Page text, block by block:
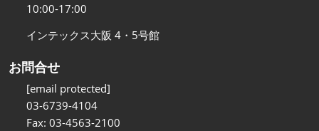
10:00-17:00
インテックス大阪 4・5号館
お問合せ
[email protected]
03-6739-4104
Fax: 03-4563-2100